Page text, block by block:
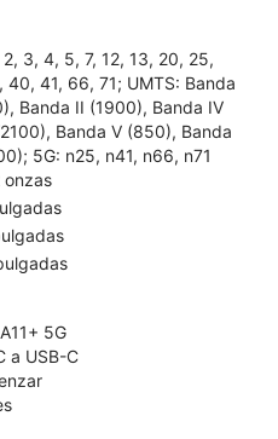
2, 3, 4, 5, 7, 12, 13, 20, 25,
40, 41, 66, 71; UMTS: Banda
Banda II (1900), Banda IV
Banda V (850), Banda
5G: n25, n41, n66, n71
onzas
5G
a USB-C